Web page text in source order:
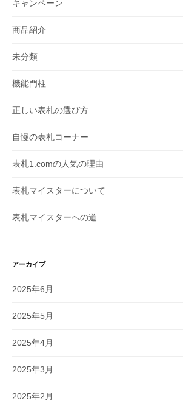
キャンペーン
商品紹介
未分類
機能門柱
正しい表札の選び方
自慢の表札コーナー
表札1.comの人気の理由
表札マイスターについて
表札マイスターへの道
アーカイブ
2025年6月
2025年5月
2025年4月
2025年3月
2025年2月